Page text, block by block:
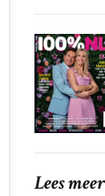
Lees meer